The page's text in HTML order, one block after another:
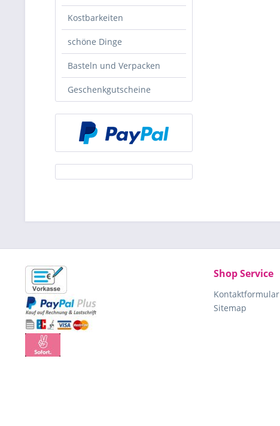
Kostbarkeiten
schöne Dinge
Basteln und Verpacken
Geschenkgutscheine
Shop Service
Kontaktformular
Sitemap